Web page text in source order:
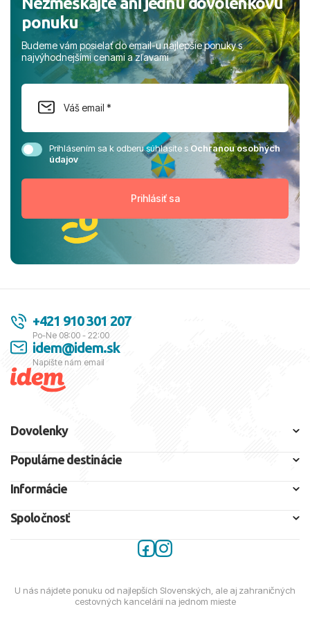
ponuku
Budeme vám posielať do email-u najlepšie ponuky s
najvýhodnejšími cenami a zľavami
Prihlásením sa k odberu súhlasíte sOchranou osobných
údajov
+421 910 301 207
Po-Ne 08:00 - 22:00
idem@idem.sk
Napíšte nám email
Dovolenky
Populárne destinácie
Informácie
Spoločnosť
U nás nájdete ponuku od najlepších Slovenských, ale aj zahraničných
cestovných kancelárií na jednom mieste